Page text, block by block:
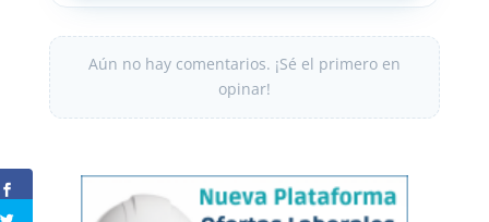
Aún no hay comentarios. ¡Sé el primero en
opinar!